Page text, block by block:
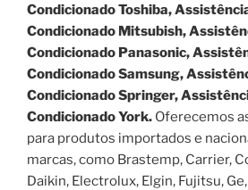
Condicionado Toshiba,
Condicionado Mitsubish,
Condicionado Panasonic,
Condicionado Samsung,
Condicionado Springer,
Condicionado York. Oferecemos
para produtos importados e
marcas, como Brastemp, Carrier,
Daikin, Electrolux, Elgin, Fujitsu,